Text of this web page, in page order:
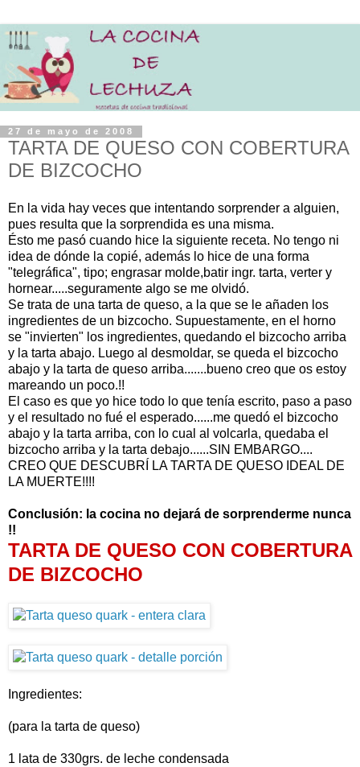
27 de mayo de 2008
TARTA DE QUESO CON COBERTURA
DE BIZCOCHO
En la vida hay veces que intentando sorprender a alguien,
pues resulta que la sorprendida es una misma.
Ésto me pasó cuando hice la siguiente receta. No tengo ni
idea de dónde la copié, además lo hice de una forma
"telegráfica", tipo; engrasar molde,batir ingr. tarta, verter y
hornear.....seguramente algo se me olvidó.
Se trata de una tarta de queso, a la que se le añaden los
ingredientes de un bizcocho. Supuestamente, en el horno
se "invierten" los ingredientes, quedando el bizcocho arriba
y la tarta abajo. Luego al desmoldar, se queda el bizcocho
abajo y la tarta de queso arriba.......bueno creo que os estoy
mareando un poco.!!
El caso es que yo hice todo lo que tenía escrito, paso a paso
y el resultado no fué el esperado......me quedó el bizcocho
abajo y la tarta arriba, con lo cual al volcarla, quedaba el
bizcocho arriba y la tarta debajo......SIN EMBARGO....
CREO QUE DESCUBRÍ LA TARTA DE QUESO IDEAL DE
LA MUERTE!!!!
Conclusión: la cocina no dejará de sorprenderme nunca
!!
TARTA DE QUESO CON COBERTURA
DE BIZCOCHO
Ingredientes:
(para la tarta de queso)
1 lata de 330grs. de leche condensada